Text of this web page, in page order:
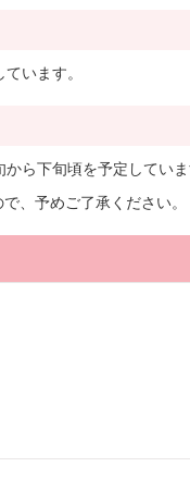
います。
ら下旬頃を予定していま
、予めご了承ください。